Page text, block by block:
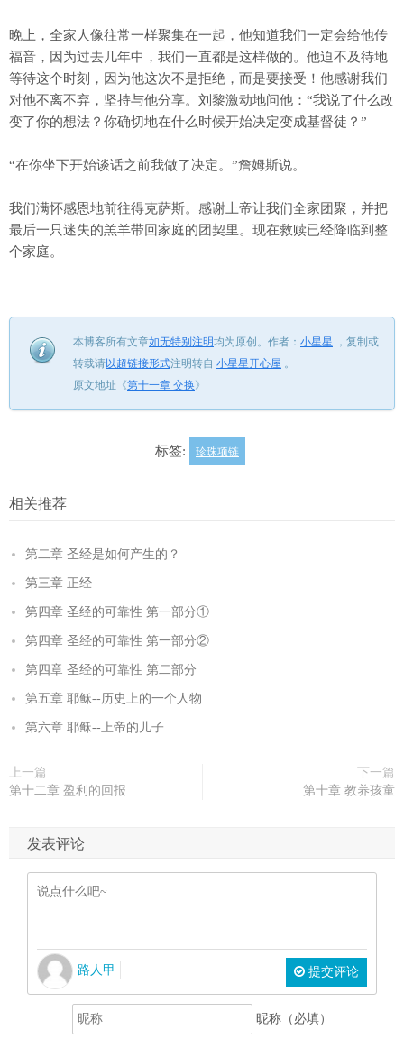
晚上，全家人像往常一样聚集在一起，他知道我们一定会给他传
福音，因为过去几年中，我们一直都是这样做的。他迫不及待地
等待这个时刻，因为他这次不是拒绝，而是要接受！他感谢我们
对他不离不弃，坚持与他分享。刘黎激动地问他：“我说了什么改
变了你的想法？你确切地在什么时候开始决定变成基督徒？”
“在你坐下开始谈话之前我做了决定。”詹姆斯说。
我们满怀感恩地前往得克萨斯。感谢上帝让我们全家团聚，并把
最后一只迷失的羔羊带回家庭的团契里。现在救赎已经降临到整
个家庭。
本博客所有文章如无特别注明均为原创。 作者： 小星星 ， 复制或
转载请以超链接形式注明转自 小星星开心屋 。
原文地址《第十一章 交换》
标签: 珍珠项链
相关推荐
第二章 圣经是如何产生的？
第三章 正经
第四章 圣经的可靠性 第一部分①
第四章 圣经的可靠性 第一部分②
第四章 圣经的可靠性 第二部分
第五章 耶稣--历史上的一个人物
第六章 耶稣--上帝的儿子
上一篇
第十二章 盈利的回报
下一篇
第十章 教养孩童
发表评论
路人甲 提交评论
昵称（必填）